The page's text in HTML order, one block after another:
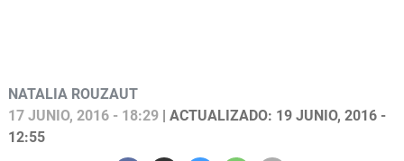
NATALIA ROUZAUT
17 JUNIO, 2016 - 18:29 | ACTUALIZADO: 19 JUNIO, 2016 -
12:55